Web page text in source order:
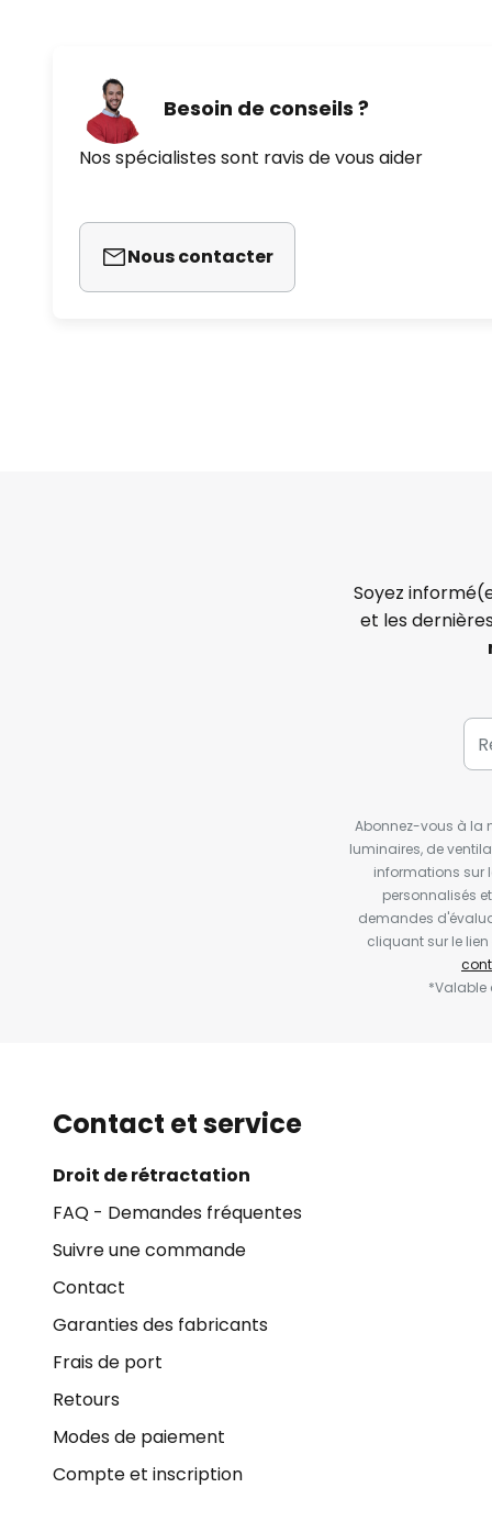
Besoin de conseils ?
Nos spécialistes sont ravis de vous aider
Nous contacter
Soyez
et les
Abonnez-vous à la
luminaires, de
informations sur
personnalisés
demandes
cliquant sur le
*Valable
Contact et service
Droit de rétractation
FAQ - Demandes fréquentes
Suivre une commande
Contact
Garanties des fabricants
Frais de port
Retours
Modes de paiement
Compte et inscription